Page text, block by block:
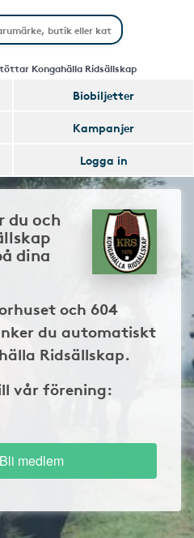
Kongahälla Ridsällskap
Biobiljetter
Kampanjer
Logga in
du och
dina
och 604
du automatiskt
Ridsällskap.
vår förening:
medlem